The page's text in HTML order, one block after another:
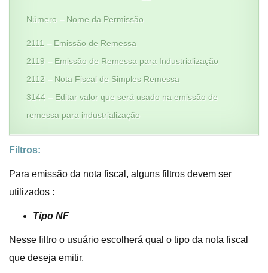
Número – Nome da Permissão
2111 – Emissão de Remessa
2119 – Emissão de Remessa para Industrialização
2112 – Nota Fiscal de Simples Remessa
3144 – Editar valor que será usado na emissão de
remessa para industrialização
Filtros:
Para emissão da nota fiscal, alguns filtros devem ser
utilizados :
Tipo NF
Nesse filtro o usuário escolherá qual o tipo da nota fiscal
que deseja emitir.